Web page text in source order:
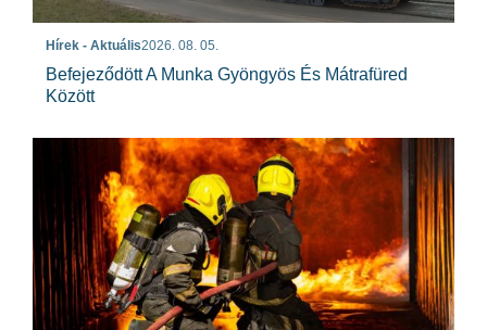
Hírek - Aktuális2026. 08. 05.
Befejeződött A Munka Gyöngyös És Mátrafüred
Között